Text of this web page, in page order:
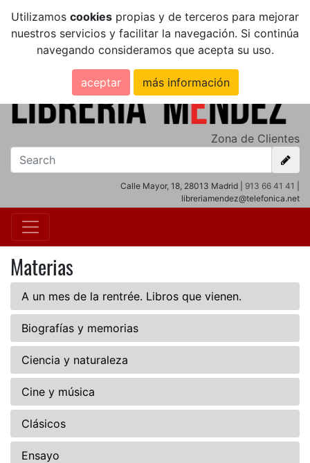
Utilizamos cookies propias y de terceros para mejorar
nuestros servicios y facilitar la navegación. Si continúa
navegando consideramos que acepta su uso.
aceptar más información
Zona de Clientes
Calle Mayor, 18, 28013 Madrid | 913 66 41 41
libreriamendez@telefonica.net
Materias
A un mes de la rentrée. Libros que vienen.
Biografías y memorias
Ciencia y naturaleza
Cine y música
Clásicos
Ensayo